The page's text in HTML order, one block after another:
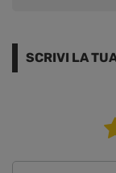
SCRIVI LA